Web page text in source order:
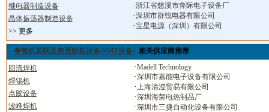
继电器制造设备
晶体振荡器制造设备
>> 更多
·浙江省慈溪市奔际电子设备厂
·深圳市群锐电器有限公司
·宝星电源（深圳）有限公司
◆整机装联及表面贴装设备(SMT设备) 相关供应商推荐
回流焊机
焊锡机
点胶设备
波峰焊机
·Madell Technology
·深圳市嘉能电子设备有限公司
·上海清澄贸易有限公司
·深圳海荣电热制品厂
·深圳市三捷自动化设备有限公司